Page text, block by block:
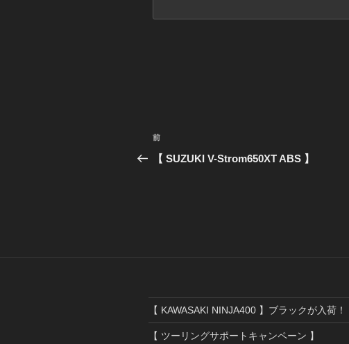
投
稿
ョ
ン
過
去
前
【 SUZUKI V-Strom650XT ABS 】
【 KAWASAKI NINJA400 】ブラックが入荷！
【 ツーリングサポートキャンペーン 】